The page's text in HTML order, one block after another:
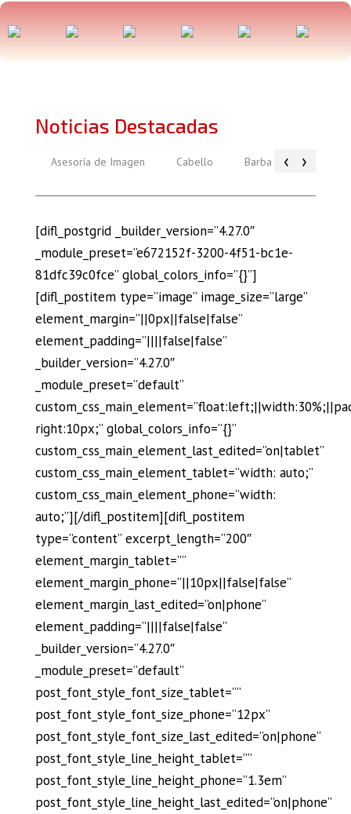
Noticias Destacadas
‹
Asesoría de Imagen Cabello Barba Piel
›
[difl_postgrid _builder_version=”4.27.0″
_module_preset=”e672152f-3200-4f51-bc1e-
81dfc39c0fce” global_colors_info=”{}”]
[difl_postitem type=”image” image_size=”large”
element_margin=”||0px||false|false”
element_padding=”||||false|false”
_builder_version=”4.27.0″
_module_preset=”default”
right:10px;” global_colors_info=”{}”
custom_css_main_element_last_edited=”on|tablet”
custom_css_main_element_tablet=”width: auto;”
custom_css_main_element_phone=”width:
auto;”][/difl_postitem][difl_postitem
type=”content” excerpt_length=”200″
element_margin_tablet=””
element_margin_phone=”||10px||false|false”
element_margin_last_edited=”on|phone”
element_padding=”||||false|false”
_builder_version=”4.27.0″
_module_preset=”default”
post_font_style_font_size_tablet=””
post_font_style_font_size_phone=”12px”
post_font_style_font_size_last_edited=”on|phone”
post_font_style_line_height_tablet=””
post_font_style_line_height_phone=”1.3em”
post_font_style_line_height_last_edited=”on|phone”